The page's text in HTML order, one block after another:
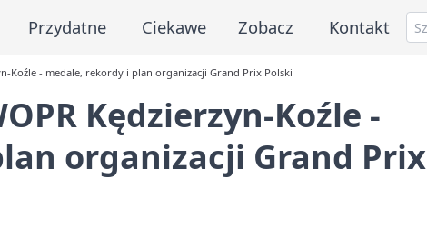
Przydatne Ciekawe Zobacz Kontakt
Koźle - medale, rekordy i plan organizacji Grand Prix Polski
Kędzierzyn-Koźle -
organizacji Grand Prix